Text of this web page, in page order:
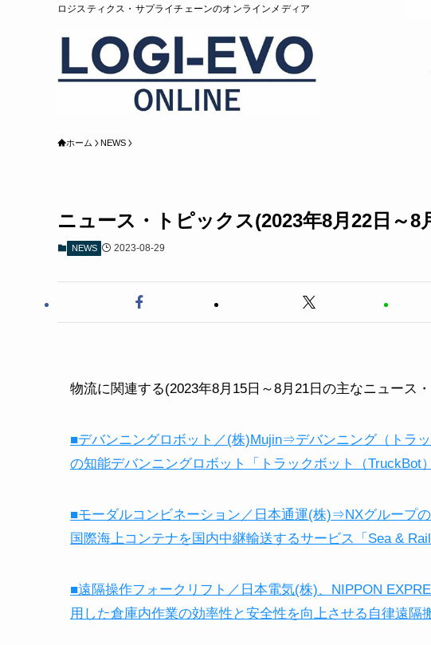
ロジスティクス・サプライチェーンのオンラインメディア
ホーム NEWS
ニュース・トピックス(2023年8月22日～8
NEWS 2023-08-29
物流に関連する(2023年8月15日～8月21日の主なニュース
■デバンニングロボット／(株)Mujin⇒デバンニング（トラ
の知能デバンニングロボット「トラックボット（TruckBot
■モーダルコンビネーション／日本通運(株)⇒NXグループ
国際海上コンテナを国内中継輸送するサービス「Sea &
■遠隔操作フォークリフト／日本電気(株)、NIPPON
用した倉庫内作業の効率性と安全性を向上させる自律遠隔